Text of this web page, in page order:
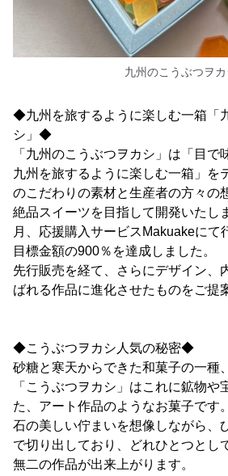
九州のこうぶつヲカ
◆九州を旅するように楽しむ一箱「
シ」◆
「九州のこうぶつヲカシ」は「目で
九州を旅するように楽しむ一箱」を
のこだわりの素材と生産者の方々の
絶品スイーツを目指して開発いたし
月、応援購入サービスMakuakeにて
目標金額の900％を達成しました。
先行販売を経て、さらにデザイン、
ばれる作品に進化させたものをご提
◆こうぶつヲカシ人気の秘密◆
砂糖と寒天からできた和菓子の一種
「こうぶつヲカシ」はこれに鉱物や
た、アート作品のようなお菓子です。
石の美しい佇まいを想像しながら、
で切り出しており、どれひとつとし
無二の作品が出来上がります。